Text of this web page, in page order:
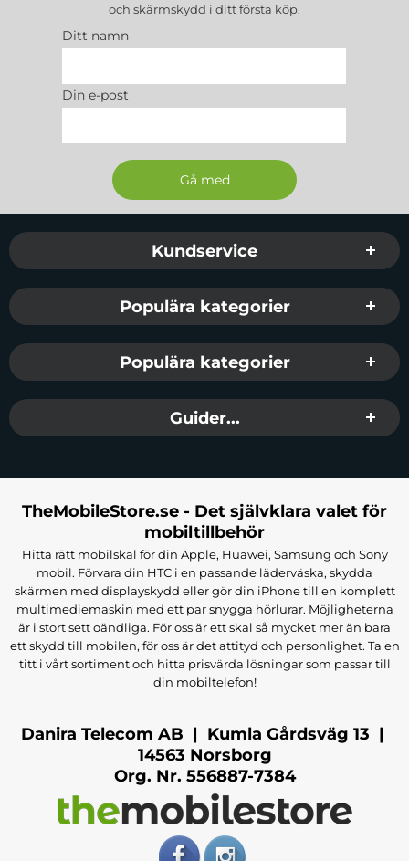
och skärmskydd i ditt första köp.
Ditt namn
Din e-post
Sidfot Blandad info och länkar
Kundservice
Populära kategorier
Populära kategorier
Guider...
TheMobileStore.se - Det självklara valet för
mobiltillbehör
Hitta rätt mobilskal för din Apple, Huawei, Samsung och Sony
mobil. Förvara din HTC i en passande läderväska, skydda
skärmen med displayskydd eller gör din iPhone till en komplett
multimediemaskin med ett par snygga hörlurar. Möjligheterna
är i stort sett oändliga. För oss är ett skal så mycket mer än bara
ett skydd till mobilen, för oss är det attityd och personlighet. Ta en
titt i vårt sortiment och hitta prisvärda lösningar som passar till
din mobiltelefon!
Danira Telecom AB | Kumla Gårdsväg 13 |
14563 Norsborg
Org. Nr. 556887-7384